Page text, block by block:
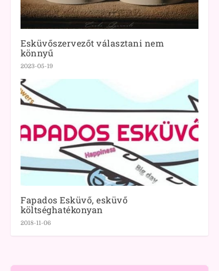
Esküvőszervezőt választani nem
könnyű
2023-05-19
Fapados Esküvő, esküvő
költséghatékonyan
2018-11-06